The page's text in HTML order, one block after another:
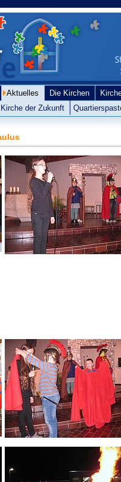
Aktuelles Die Kirchen
Kirche der Zukunft